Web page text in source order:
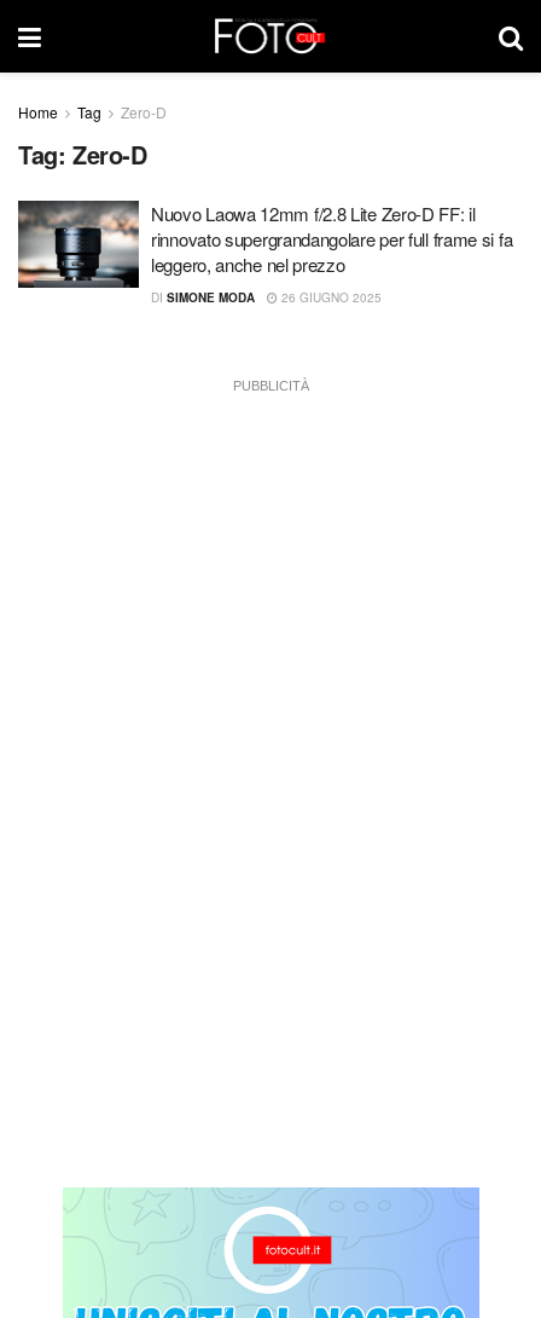
Home Tag Zero-D
Tag: Zero-D
Nuovo Laowa 12mm f/2.8 Lite Zero-D FF: il
rinnovato supergrandangolare per full frame si fa
leggero, anche nel prezzo
DI SIMONE MODA 26 GIUGNO 2025
PUBBLICITÀ